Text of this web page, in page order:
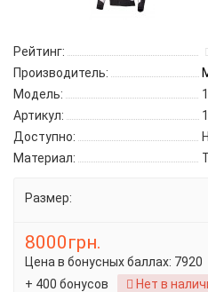
Рейтинг:
Производитель:
Модель:
Артикул:
Доступно:
Материал:
Размер:
8000грн.
Цена в бонусных баллах: 7920
+ 400 бонусов
Нет в